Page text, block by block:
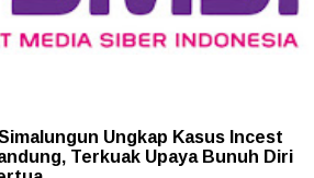
Ungkap Kasus Incest
Terkuak Upaya Bunuh Diri